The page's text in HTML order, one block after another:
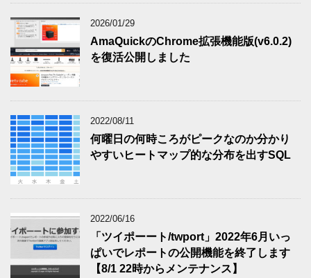
2026/01/29
AmaQuickのChrome拡張機能版(v6.0.2)
を復活公開しました
2022/08/11
何曜日の何時ころがピークなのか分かり
やすいヒートマップ的な分布を出すSQL
2022/06/16
「ツイポーート/twport」2022年6月いっ
ぱいでレポートの公開機能を終了します
【8/1 22時からメンテナンス】